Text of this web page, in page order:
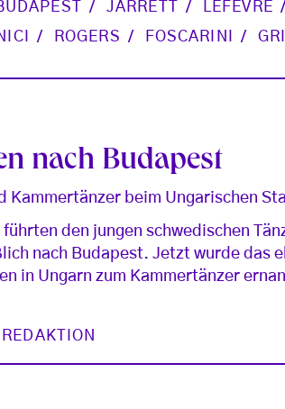
JARRETT LEFEVRE
ROGERS FOSCARINI
nach Budapest
Kammertänzer beim Ungarischen
den jungen schwedischen
nach Budapest. Jetzt wurde das
in Ungarn zum Kammertänzer